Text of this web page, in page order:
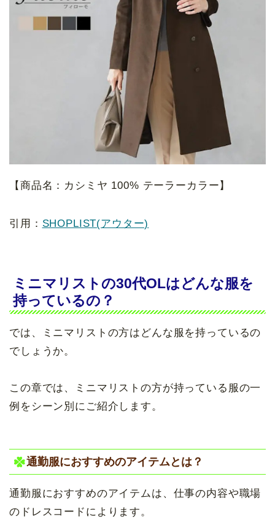
【商品名：カシミヤ 100% テーラーカラー】
引用： SHOPLIST(アウター)
ミニマリストの30代OLはどんな服を
持っているの？
では、ミニマリストの方はどんな服を持っているの
でしょうか。
この章では、ミニマリストの方が持っている服の一
例をシーン別にご紹介します。
通勤服におすすめのアイテムとは？
通勤服におすすめのアイテムは、仕事の内容や職場
のドレスコードによります。